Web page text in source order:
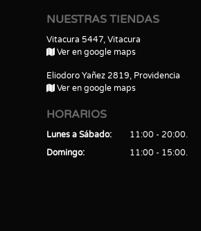
NUESTRAS TIENDAS
Vitacura 5447, Vitacura
Ver en google maps
Eliodoro Yañez 2819, Providencia
Ver en google maps
HORARIOS
Lunes a Sábado
11:00 - 20:00
Domingo
11:00 - 15:00